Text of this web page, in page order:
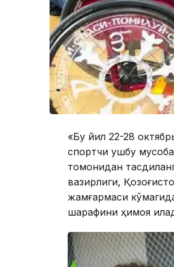
«Бу йил 22-28
спортчи ушбу
томонидан
вазирлиги,
жамғармаси
шарафини ҳимоя